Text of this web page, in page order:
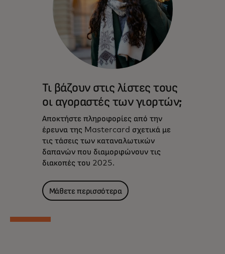
Τι βάζουν στις λίστες τους
οι αγοραστές των γιορτών;
Αποκτήστε πληροφορίες από την
έρευνα της Mastercard σχετικά με
τις τάσεις των καταναλωτικών
δαπανών που διαμορφώνουν τις
διακοπές του 2025.
Μάθετε περισσότερα